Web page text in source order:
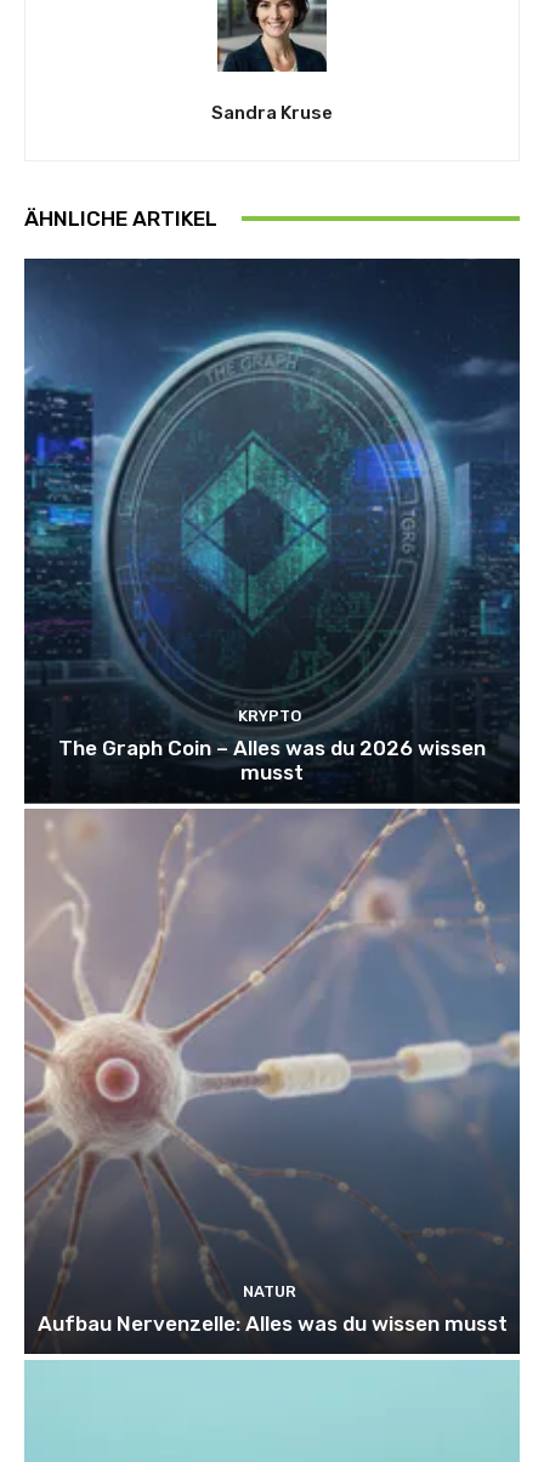
Sandra Kruse
ÄHNLICHE ARTIKEL
KRYPTO
The Graph Coin – Alles was du 2026 wissen
musst
NATUR
Aufbau Nervenzelle: Alles was du wissen musst